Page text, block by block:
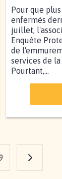
Pour que
enfermés
juillet,
Enquête
de
services de
Pourtant,...